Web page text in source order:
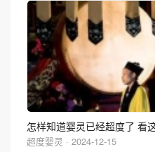
怎样知道婴灵已经超度了 看
超度婴灵 · 2024-12-15